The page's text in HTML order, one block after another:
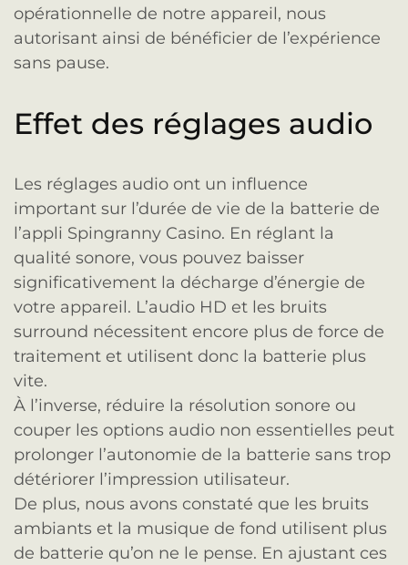
opérationnelle de notre appareil, nous
autorisant ainsi de bénéficier de l’expérience
sans pause.
Effet des réglages audio
Les réglages audio ont un influence
important sur l’durée de vie de la batterie de
l’appli Spingranny Casino. En réglant la
qualité sonore, vous pouvez baisser
significativement la décharge d’énergie de
votre appareil. L’audio HD et les bruits
surround nécessitent encore plus de force de
traitement et utilisent donc la batterie plus
vite.
À l’inverse, réduire la résolution sonore ou
couper les options audio non essentielles peut
prolonger l’autonomie de la batterie sans trop
détériorer l’impression utilisateur.
De plus, nous avons constaté que les bruits
ambiants et la musique de fond utilisent plus
de batterie qu’on ne le pense. En ajustant ces